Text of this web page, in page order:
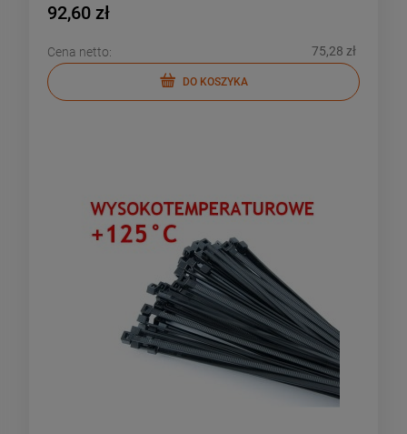
92,60 zł
Cena netto: 75,28 zł
DO KOSZYKA